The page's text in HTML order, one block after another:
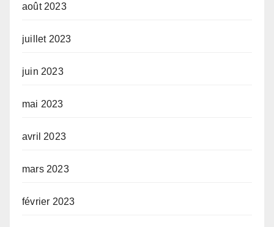
août 2023
juillet 2023
juin 2023
mai 2023
avril 2023
mars 2023
février 2023